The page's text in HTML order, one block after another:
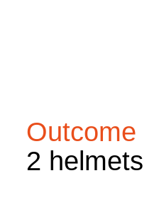
Outcome
2 helmets